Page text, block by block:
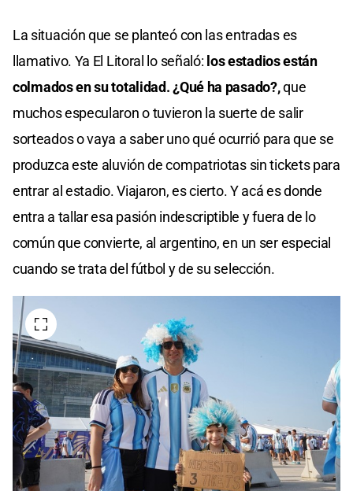
La situación que se planteó con las entradas es
llamativo. Ya El Litoral lo señaló: los estadios están
colmados en su totalidad. ¿Qué ha pasado?,que
muchos especularon o tuvieron la suerte de salir
sorteados o vaya a saber uno qué ocurrió para que se
produzca este aluvión de compatriotas sin tickets para
entrar al estadio. Viajaron, es cierto. Y acá es donde
entra a tallar esa pasión indescriptible y fuera de lo
común que convierte, al argentino, en un ser especial
cuando se trata del fútbol y de su selección.